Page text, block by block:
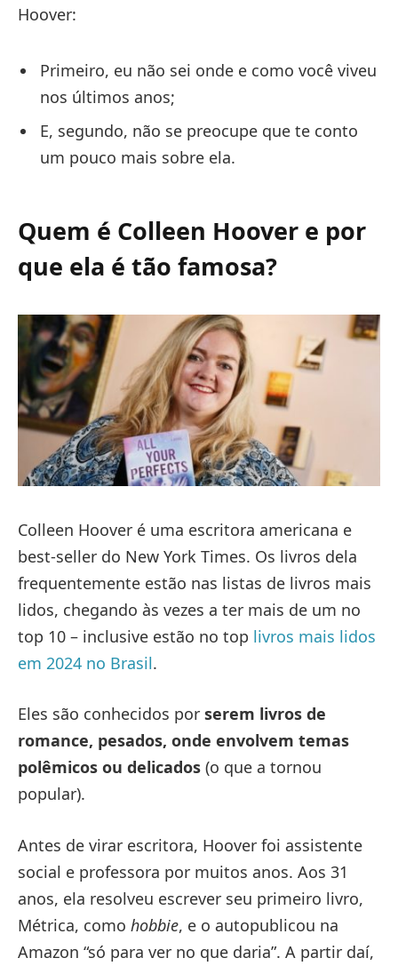
Hoover:
Primeiro, eu não sei onde e como você viveu
nos últimos anos;
E, segundo, não se preocupe que te conto
um pouco mais sobre ela.
Quem é Colleen Hoover e por
que ela é tão famosa?
Colleen Hoover é uma escritora americana e
best-seller do New York Times. Os livros dela
frequentemente estão nas listas de livros mais
lidos, chegando às vezes a ter mais de um no
top 10 – inclusive estão no top livros mais lidos
em 2024 no Brasil.
Eles são conhecidos por serem livros de
romance, pesados, onde envolvem temas
polêmicos ou delicados (o que a tornou
popular).
Antes de virar escritora, Hoover foi assistente
social e professora por muitos anos. Aos 31
anos, ela resolveu escrever seu primeiro livro,
Métrica, como hobbie, e o autopublicou na
Amazon “só para ver no que daria”. A partir daí,